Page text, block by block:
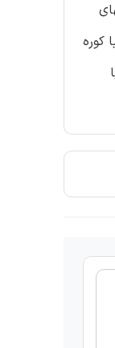
کوره